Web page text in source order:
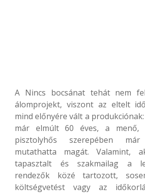
A Nincs bocsánat tehát nem
álomprojekt, viszont az eltelt
mind előnyére vált a
már elmúlt 60 éves, a menő,
pisztolyhős szerepében
mutathatta magát. Valamint,
tapasztalt és szakmailag a
rendezők közé tartozott,
költségvetést vagy az